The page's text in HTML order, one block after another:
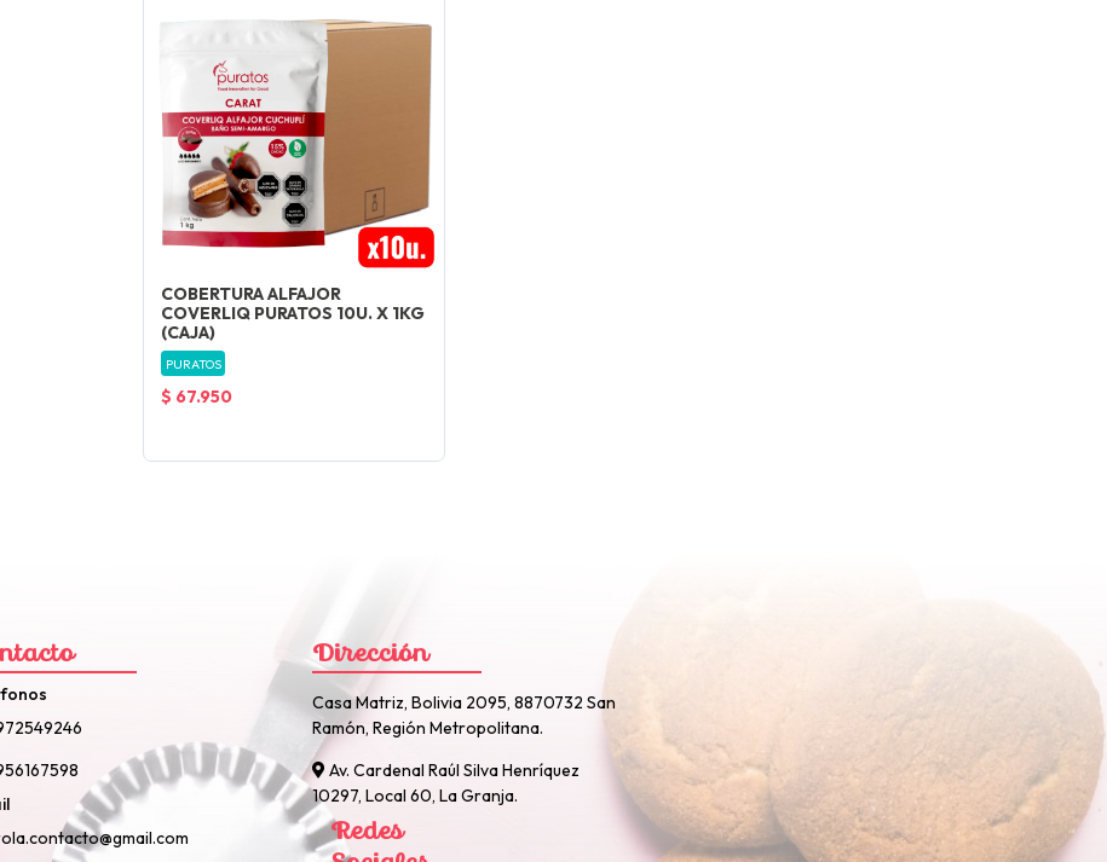
COBERTURA ALFAJOR
COVERLIQ PURATOS 10U. X 1KG
(CAJA)
PURATOS
$ 67.950
Dirección
Casa Matriz, Bolivia 2095, 8870732 San
Ramón, Región Metropolitana.
Av. Cardenal Raúl Silva Henríquez
10297, Local 60, La Granja.
Redes